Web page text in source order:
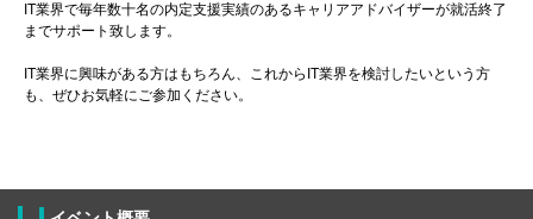
IT業界で毎年数十名の内定支援実績のあるキャリアアドバイザーが就活終了
までサポート致します。
IT業界に興味がある方はもちろん、これからIT業界を検討したいという方
も、ぜひお気軽にご参加ください。